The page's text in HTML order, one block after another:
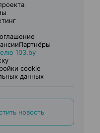
Партнёры
103.by
cookie
данных
новость